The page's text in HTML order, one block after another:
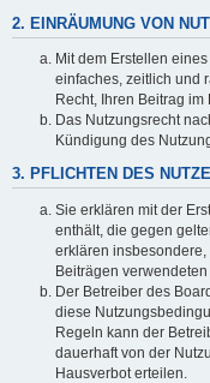
2. EINRÄUMUNG VON
Mit dem Erstellen
einfaches, zeitlich und
Recht, Ihren Beitrag
Das Nutzungsrecht
Kündigung des
3. PFLICHTEN DES
Sie erklären mit der
enthält, die gegen
erklären
Beiträgen
Der Betreiber des
diese
Regeln kann der
dauerhaft von der
Hausverbot erteilen.